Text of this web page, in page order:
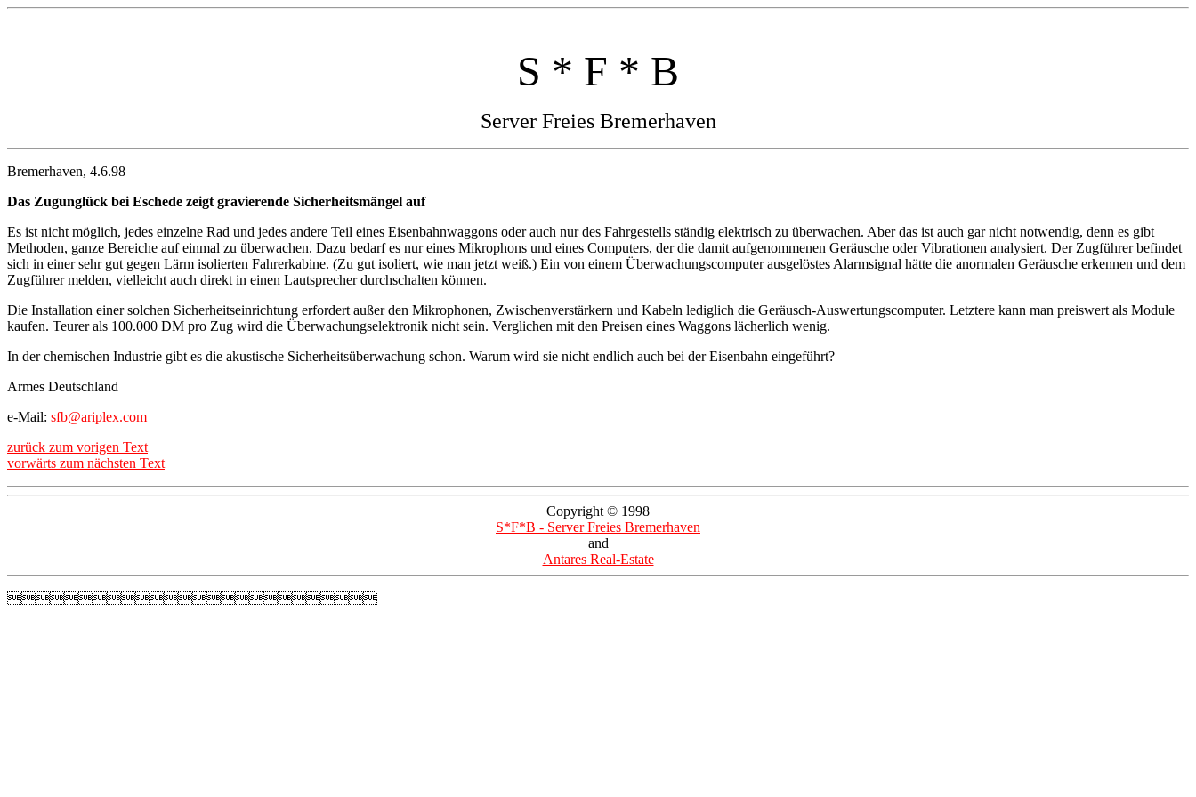
S * F * B
Server Freies Bremerhaven
Bremerhaven, 4.6.98
Das Zugunglück bei Eschede zeigt gravierende Sicherheitsmängel auf
Es ist nicht möglich, jedes einzelne Rad und jedes andere Teil eines Eisenbahnwaggons oder auch nur des Fahrgestells ständig elektrisch zu überwachen. Aber das ist auch gar nicht notwendig, denn es gibt
Methoden, ganze Bereiche auf einmal zu überwachen. Dazu bedarf es nur eines Mikrophons und eines Computers, der die damit aufgenommenen Geräusche oder Vibrationen analysiert. Der Zugführer befindet
sich in einer sehr gut gegen Lärm isolierten Fahrerkabine. (Zu gut isoliert, wie man jetzt weiß.) Ein von einem Überwachungscomputer ausgelöstes Alarmsignal hätte die anormalen Geräusche erkennen und dem
Zugführer melden, vielleicht auch direkt in einen Lautsprecher durchschalten können.
Die Installation einer solchen Sicherheitseinrichtung erfordert außer den Mikrophonen, Zwischenverstärkern und Kabeln lediglich die Geräusch-Auswertungscomputer. Letztere kann man preiswert als Module
kaufen. Teurer als 100.000 DM pro Zug wird die Überwachungselektronik nicht sein. Verglichen mit den Preisen eines Waggons lächerlich wenig.
In der chemischen Industrie gibt es die akustische Sicherheitsüberwachung schon. Warum wird sie nicht endlich auch bei der Eisenbahn eingeführt?
Armes Deutschland
e-Mail: sfb@ariplex.com
zurück zum vorigen Text
vorwärts zum nächsten Text
Copyright © 1998
S*F*B - Server Freies Bremerhaven
and
Antares Real-Estate
